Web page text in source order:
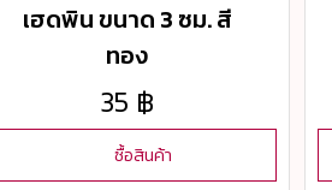
เฮดพิน ขนาด 3 ซม. สี
ทอง
35 ฿
ซื้อสินค้า